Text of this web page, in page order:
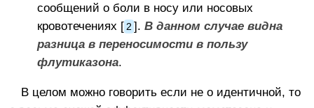
сообщений о боли в носу или носовых
кровотечениях [ 2 ].В данном случае видна
разница в переносимости в пользу
флутиказона.
В целом можно говорить если не о идентичной, то